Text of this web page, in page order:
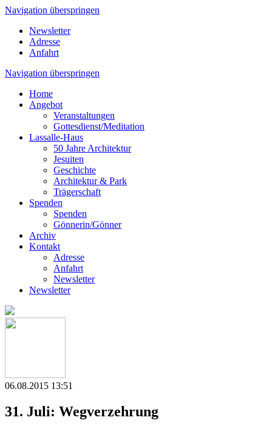
Navigation überspringen
Newsletter
Adresse
Anfahrt
Navigation überspringen
Home
Angebot
Veranstaltungen
Gottesdienst/Meditation
Lassalle-Haus
50 Jahre Architektur
Jesuiten
Geschichte
Architektur & Park
Trägerschaft
Spenden
Spenden
Gönnerin/Gönner
Archiv
Kontakt
Adresse
Anfahrt
Newsletter
Newsletter
06.08.2015 13:51
31. Juli: Wegverzehrung